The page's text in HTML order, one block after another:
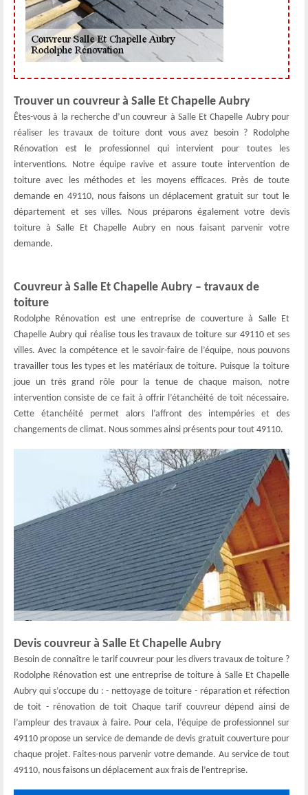
Trouver un couvreur à Salle Et Chapelle Aubry
Êtes-vous à la recherche d’un couvreur à Salle Et Chapelle Aubry pour
réaliser les travaux de toiture dont vous avez besoin ? Rodolphe
Rénovation est le professionnel qui intervient pour toutes les
interventions. Notre équipe ravive et assure toute intervention de
toiture avec les méthodes et les moyens efficaces. Près de toute
demande en 49110, nous faisons un déplacement gratuit sur tout le
département et ses villes. Nous préparons également votre devis
toiture à Salle Et Chapelle Aubry en nous faisant parvenir votre
demande.
Couvreur à Salle Et Chapelle Aubry – travaux de
toiture
Rodolphe Rénovation est une entreprise de couverture à Salle Et
Chapelle Aubry qui réalise tous les travaux de toiture sur 49110 et ses
villes. Avec la compétence et le savoir-faire de l’équipe, nous pouvons
travailler tous les types et les matériaux de toiture. Puisque la toiture
joue un très grand rôle pour la tenue de chaque maison, notre
intervention consiste de ce fait à offrir l’étanchéité de toit nécessaire.
Cette étanchéité permet alors l’affront des intempéries et des
changements de climat. Nous sommes ainsi présents pour tout 49110.
Devis couvreur à Salle Et Chapelle Aubry
Besoin de connaître le tarif couvreur pour les divers travaux de toiture ?
Rodolphe Rénovation est une entreprise de toiture à Salle Et Chapelle
Aubry qui s’occupe du : - nettoyage de toiture - réparation et réfection
de toit - rénovation de toit Chaque tarif couvreur dépend ainsi de
l’ampleur des travaux à faire. Pour cela, l’équipe de professionnel sur
49110 propose un service de demande de devis gratuit couverture pour
chaque projet. Faites-nous parvenir votre demande. Au service de tout
49110, nous faisons un déplacement aux frais de l’entreprise.